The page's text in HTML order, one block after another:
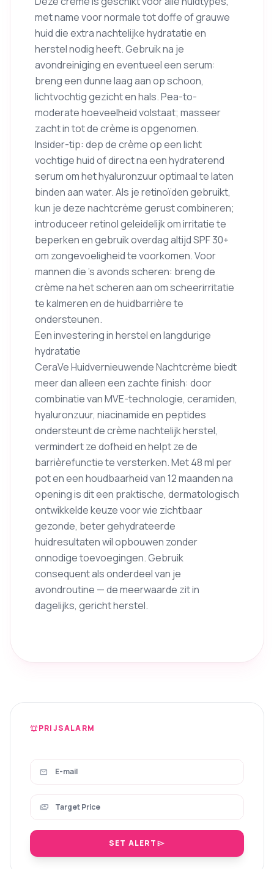
met name voor normale tot doffe of grauwe
huid die extra nachtelijke hydratatie en
herstel nodig heeft. Gebruik na je
avondreiniging en eventueel een serum:
breng een dunne laag aan op schoon,
lichtvochtig gezicht en hals. Pea-to-
moderate hoeveelheid volstaat; masseer
zacht in tot de crème is opgenomen.
Insider-tip: dep de crème op een licht
vochtige huid of direct na een hydraterend
serum om het hyaluronzuur optimaal te laten
binden aan water. Als je retinoïden gebruikt,
kun je deze nachtcrème gerust combineren;
introduceer retinol geleidelijk om irritatie te
beperken en gebruik overdag altijd SPF 30+
om zongevoeligheid te voorkomen. Voor
mannen die ’s avonds scheren: breng de
crème na het scheren aan om scheerirritatie
te kalmeren en de huidbarrière te
ondersteunen.
Een investering in herstel en langdurige
hydratatie
CeraVe Huidvernieuwende Nachtcrème biedt
meer dan alleen een zachte finish: door
combinatie van MVE-technologie, ceramiden,
hyaluronzuur, niacinamide en peptides
ondersteunt de crème nachtelijk herstel,
vermindert ze dofheid en helpt ze de
barrièrefunctie te versterken. Met 48 ml per
pot en een houdbaarheid van 12 maanden na
opening is dit een praktische, dermatologisch
ontwikkelde keuze voor wie zichtbaar
gezonde, beter gehydrateerde
huidresultaten wil opbouwen zonder
onnodige toevoegingen. Gebruik
consequent als onderdeel van je
avondroutine — de meerwaarde zit in
dagelijks, gericht herstel.
notifications_activePRIJSALARM
mail
payments
SET ALERTsend